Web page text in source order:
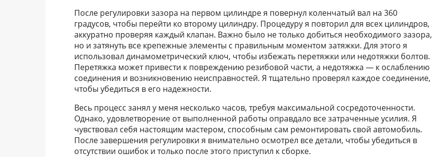
После регулировки зазора на первом цилиндре я повернул коленчатый вал на 360
градусов, чтобы перейти ко второму цилиндру. Процедуру я повторил для всех цилиндров,
аккуратно проверяя каждый клапан. Важно было не только добиться необходимого зазора,
но и затянуть все крепежные элементы с правильным моментом затяжки. Для этого я
использовал динамометрический ключ, чтобы избежать перетяжки или недотяжки болтов.
Перетяжка может привести к повреждению резибовой части, а недотяжка — к ослаблению
соединения и возникновению неисправностей. Я тщательно проверял каждое соединение,
чтобы убедиться в его надежности.
Весь процесс занял у меня несколько часов, требуя максимальной сосредоточенности.
Однако, удовлетворение от выполненной работы оправдало все затраченные усилия. Я
чувствовал себя настоящим мастером, способным сам ремонтировать свой автомобиль.
После завершения регулировки я внимательно осмотрел все детали, чтобы убедиться в
отсутствии ошибок и только после этого приступил к сборке.